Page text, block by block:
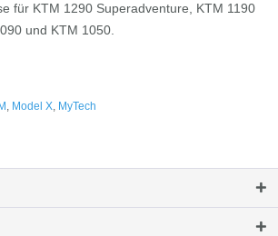
für KTM 1290 Superadventure, KTM 1190
und KTM 1050.
, Model X, MyTech